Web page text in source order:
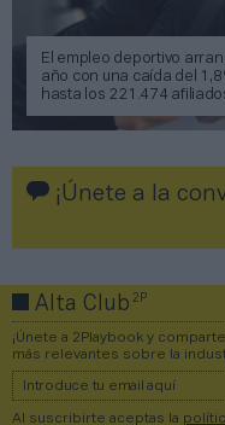
El empleo deportivo
año con una caída del
hasta los 221.474
¡Únete a la
Alta Club2P
¡Únete a 2Playbook y
más relevantes sobre la
Al suscribirte aceptas la